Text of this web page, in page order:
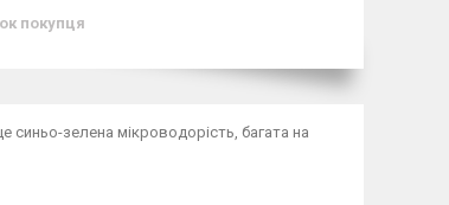
покупця
синьо-зелена мікроводорість, багата на